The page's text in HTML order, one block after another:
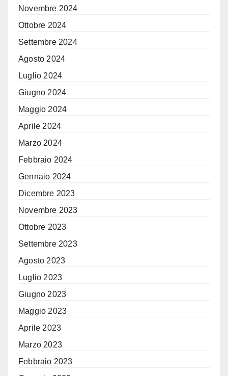
Novembre 2024
Ottobre 2024
Settembre 2024
Agosto 2024
Luglio 2024
Giugno 2024
Maggio 2024
Aprile 2024
Marzo 2024
Febbraio 2024
Gennaio 2024
Dicembre 2023
Novembre 2023
Ottobre 2023
Settembre 2023
Agosto 2023
Luglio 2023
Giugno 2023
Maggio 2023
Aprile 2023
Marzo 2023
Febbraio 2023